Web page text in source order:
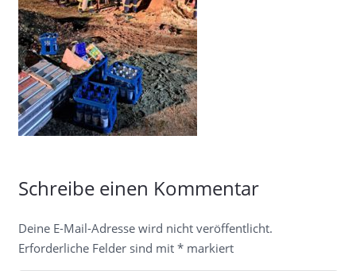
Schreibe einen Kommentar
Deine E-Mail-Adresse wird nicht veröffentlicht.
Erforderliche Felder sind mit *markiert